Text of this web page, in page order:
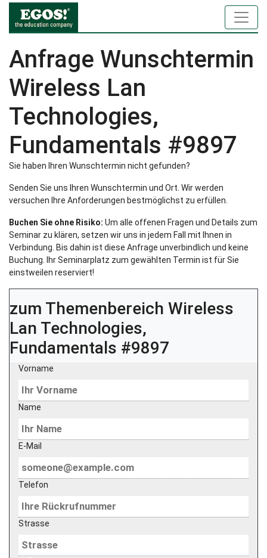
Anfrage Wunschtermin
Wireless Lan
Technologies,
Fundamentals #9897
Sie haben Ihren Wunschtermin nicht gefunden?
Senden Sie uns Ihren Wunschtermin und Ort. Wir werden
versuchen Ihre Anforderungen bestmöglichst zu erfüllen.
Buchen Sie ohne Risiko: Um alle offenen Fragen und Details zum
Seminar zu klären, setzen wir uns in jedem Fall mit Ihnen in
Verbindung. Bis dahin ist diese Anfrage unverbindlich und keine
Buchung. Ihr Seminarplatz zum gewählten Termin ist für Sie
einstweilen reserviert!
zum Themenbereich Wireless
Lan Technologies,
Fundamentals #9897
Vorname
Name
E-Mail
Telefon
Strasse